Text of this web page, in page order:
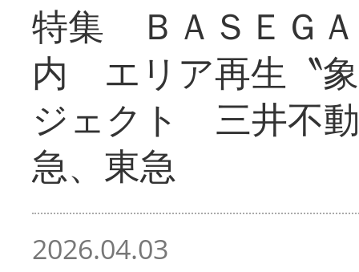
特集 ＢＡＳＥＧ
内 エリア再生〝
ジェクト 三井不
急、東急
2026.04.03